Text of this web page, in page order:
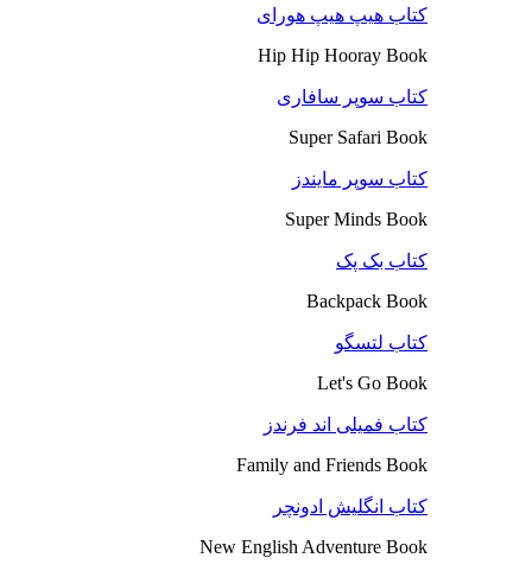
کتاب هیپ هیپ هورای
Hip Hip Hooray Book
کتاب سوپر سافاری
Super Safari Book
کتاب سوپر مایندز
Super Minds Book
کتاب بک پک
Backpack Book
کتاب لتسگو
Let's Go Book
کتاب فمیلی اند فرندز
Family and Friends Book
کتاب انگلیش ادونچر
New English Adventure Book